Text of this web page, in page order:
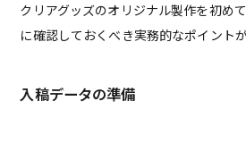
クリアグッズのオリジナル製作を初め
に確認しておくべき実務的なポイントが
入稿データの準備